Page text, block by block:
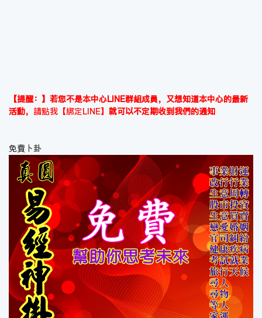
【提醒：】若您不是本中心LINE群組成員，又想知道本中心的最新
活動， 請點我【綁定LINE】 就可以不定期收到我們的通知
免費卜卦